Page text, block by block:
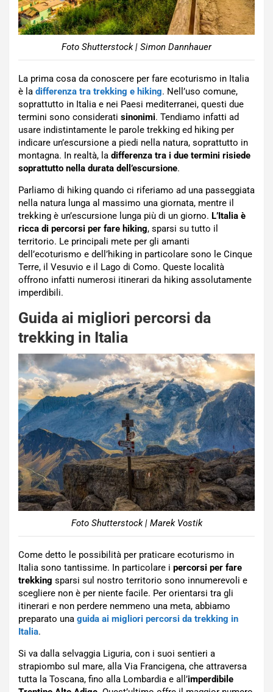
Foto Shutterstock | Simon Dannhauer
La prima cosa da conoscere per fare ecoturismo in Italia
è la differenza tra trekking e hiking. Nell’uso comune,
soprattutto in Italia e nei Paesi mediterranei, questi due
termini sono considerati sinonimi. Tendiamo infatti ad
usare indistintamente le parole trekking ed hiking per
indicare un’escursione a piedi nella natura, soprattutto in
montagna. In realtà, la differenza tra i due termini risiede
soprattutto nella durata dell’escursione.
Parliamo di hiking quando ci riferiamo ad una passeggiata
nella natura lunga al massimo una giornata, mentre il
trekking è un’escursione lunga più di un giorno. L’Italia è
ricca di percorsi per fare hiking, sparsi su tutto il
territorio. Le principali mete per gli amanti
dell’ecoturismo e dell’hiking in particolare sono le Cinque
Terre, il Vesuvio e il Lago di Como. Queste località
offrono infatti numerosi itinerari da hiking assolutamente
imperdibili.
Guida ai migliori percorsi da
trekking in Italia
Foto Shutterstock | Marek Vostik
Come detto le possibilità per praticare ecoturismo in
Italia sono tantissime. In particolare i percorsi per fare
trekking sparsi sul nostro territorio sono innumerevoli e
scegliere non è per niente facile. Per orientarsi tra gli
itinerari e non perdere nemmeno una meta, abbiamo
preparato una guida ai migliori percorsi da trekking in
Italia.
Si va dalla selvaggia Liguria, con i suoi sentieri a
strapiombo sul mare, alla Via Francigena, che attraversa
tutta la Toscana, fino alla Lombardia e all’imperdibile